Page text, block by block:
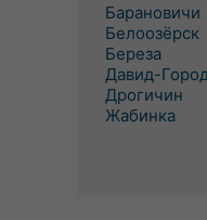
Барановичи
Белоозёрск
Береза
Давид-
Дрогичин
Жабинка